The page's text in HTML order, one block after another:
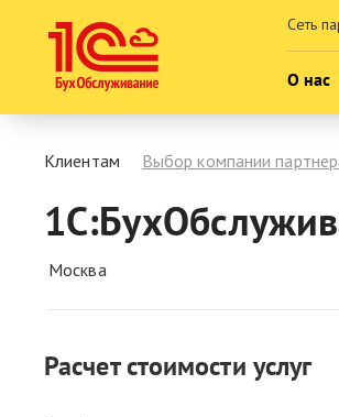
Сеть
О нас
Клиентам Выбор компании
Москва
Расчет стоимости услуг